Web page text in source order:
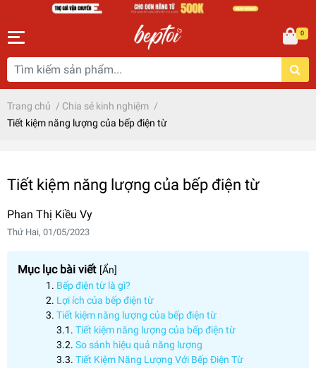
0
Trang chủ / Chia sẻ kinh nghiệm /
Tiết kiệm năng lượng của bếp điện từ
Tiết kiệm năng lượng của bếp điện từ
Phan Thị Kiều Vy
Thứ Hai, 01/05/2023
Mục lục bài viết [Ẩn]
Bếp điện từ là gì?
Lợi ích của bếp điện từ
Tiết kiệm năng lượng của bếp điện từ
Tiết kiệm năng lượng của bếp điện từ
So sánh hiệu quả năng lượng
Tiết Kiệm Năng Lượng Với Bếp Điện Từ